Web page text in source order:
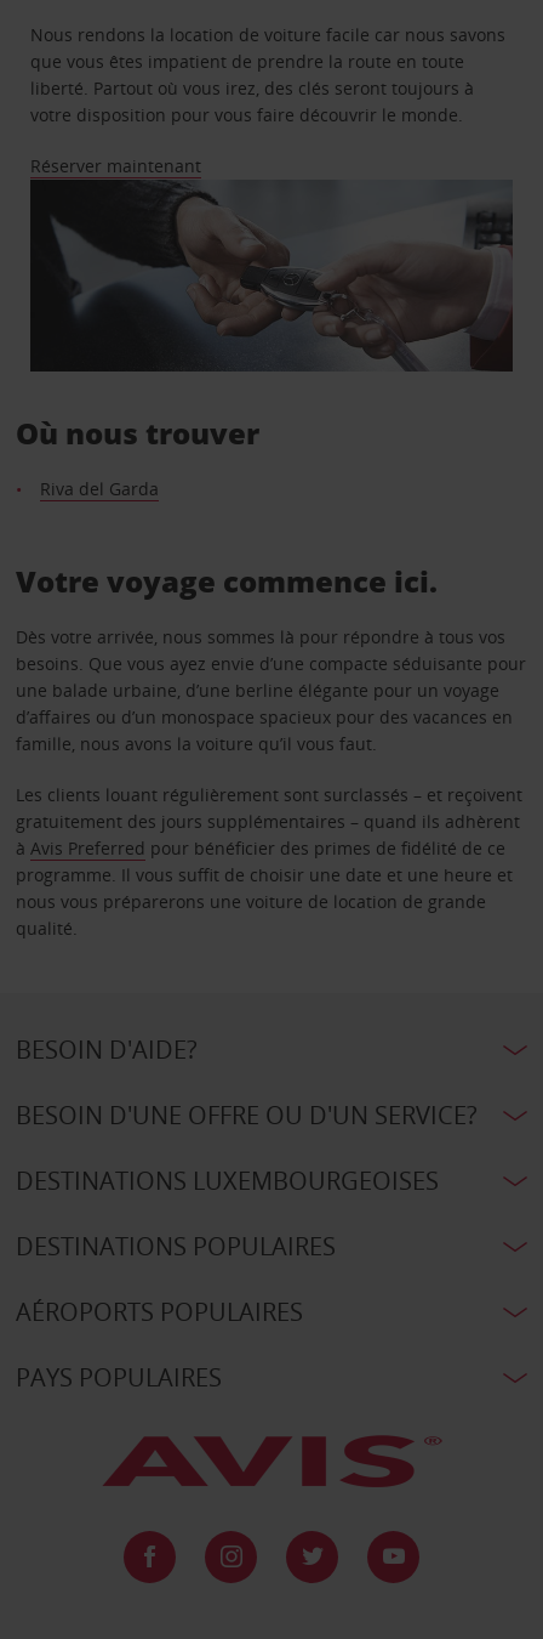
Nous rendons la location de voiture facile car nous savons
que vous êtes impatient de prendre la route en toute
liberté. Partout où vous irez, des clés seront toujours à
votre disposition pour vous faire découvrir le monde.
Réserver maintenant
Où nous trouver
Riva del Garda
Votre voyage commence ici.
Dès votre arrivée, nous sommes là pour répondre à tous vos
besoins. Que vous ayez envie d’une compacte séduisante pour
une balade urbaine, d’une berline élégante pour un voyage
d’affaires ou d’un monospace spacieux pour des vacances en
famille, nous avons la voiture qu’il vous faut.
Les clients louant régulièrement sont surclassés – et reçoivent
gratuitement des jours supplémentaires – quand ils adhèrent
à Avis Preferred pour bénéficier des primes de fidélité de ce
programme. Il vous suffit de choisir une date et une heure et
nous vous préparerons une voiture de location de grande
qualité.
BESOIN D'AIDE?
BESOIN D'UNE OFFRE OU D'UN SERVICE?
DESTINATIONS LUXEMBOURGEOISES
DESTINATIONS POPULAIRES
AÉROPORTS POPULAIRES
PAYS POPULAIRES